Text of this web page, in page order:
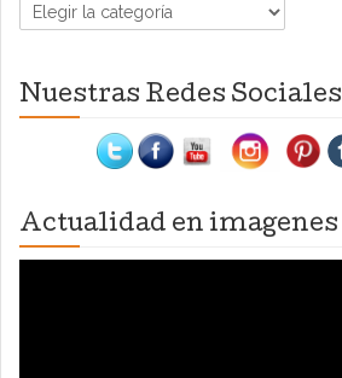
Categorías
Nuestras Redes Sociales
Actualidad en imagenes